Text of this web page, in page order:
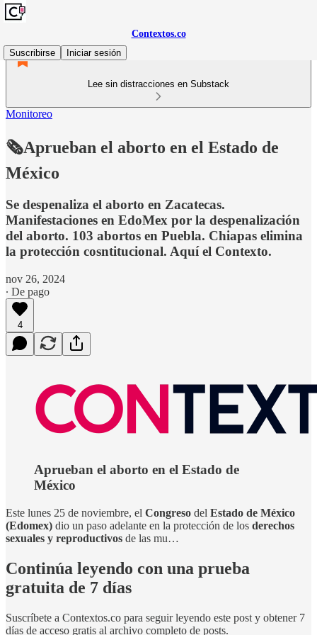
Contextos.co
Suscribirse
Iniciar sesión
Lee sin distracciones en Substack
Monitoreo
🗞️Aprueban el aborto en el Estado de
México
Se despenaliza el aborto en Zacatecas.
Manifestaciones en EdoMex por la despenalización
del aborto. 103 abortos en Puebla. Chiapas elimina
la protección cosntitucional. Aquí el Contexto.
nov 26, 2024
∙ De pago
4
Aprueban el aborto en el Estado de
México
Este lunes 25 de noviembre, el Congreso del Estado de México
(Edomex) dio un paso adelante en la protección de los derechos
sexuales y reproductivos de las mu…
Continúa leyendo con una prueba
gratuita de 7 días
Suscríbete a Contextos.co para seguir leyendo este post y obtener 7
días de acceso gratis al archivo completo de posts.